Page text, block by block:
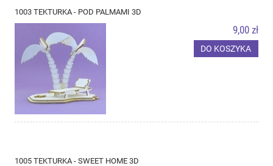
1003 TEKTURKA - POD PALMAMI 3D
9,00 zł
DO KOSZYKA
1005 TEKTURKA - SWEET HOME 3D